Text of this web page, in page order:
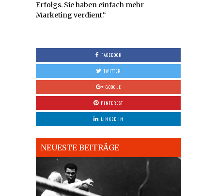
Erfolgs. Sie haben einfach mehr
Marketing verdient.“
FACEBOOK
TWITTER
GOOGLE
PINTEREST
LINKED IN
NEUESTE BEITRÄGE